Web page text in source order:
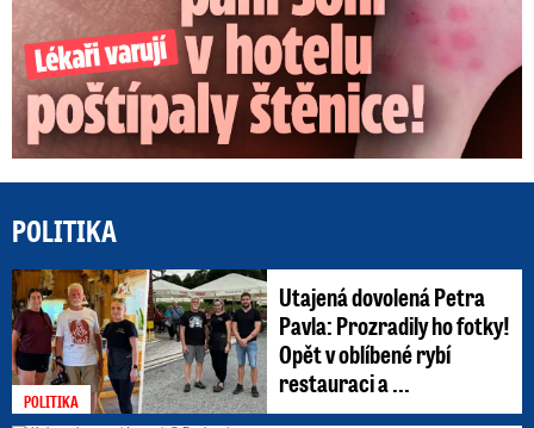
POLITIKA
POLITIKA
Utajená dovolená Petra
Pavla: Prozradily ho fotky!
Opět v oblíbené rybí
restauraci a ...